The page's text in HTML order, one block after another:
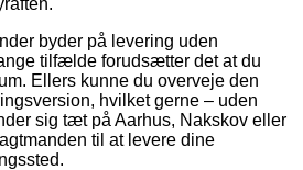
byder på levering uden
tilfælde forudsætter det at du
Ellers kunne du overveje den
hvilket gerne – uden
sig tæt på Aarhus, Nakskov eller
til at levere dine